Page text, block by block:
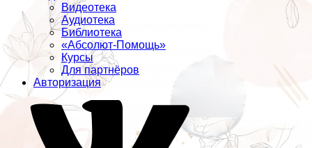
Видеотека
Аудиотека
Библиотека
«Абсолют-Помощь»
Курсы
Для партнёров
Авторизация